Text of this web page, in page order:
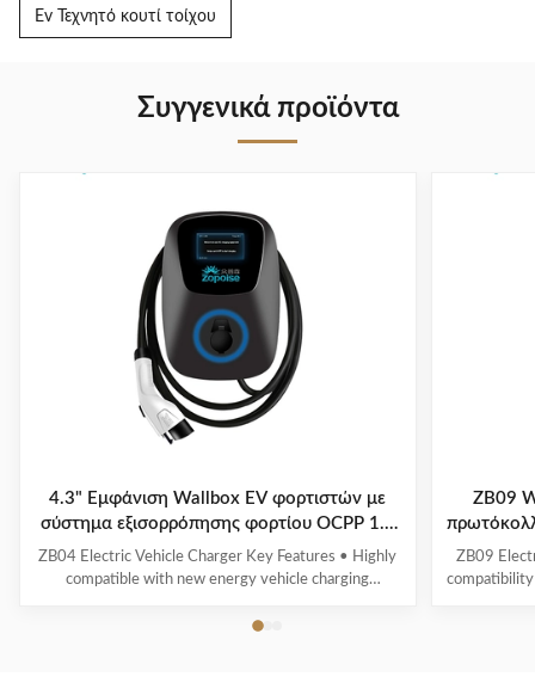
Ev Τεχνητό κουτί τοίχου
Συγγενικά προϊόντα
4.3" Εμφάνιση Wallbox EV φορτιστών με
σύστημα εξισορρόπησης φορτίου OCPP 1.6
Πρωτόκολλο ZB04
ZB04 Electric Vehicle Charger Key Features • Highly
compatible with new energy vehicle charging
with real-time voltage/current monitoring and precise
ZB09
ZB09